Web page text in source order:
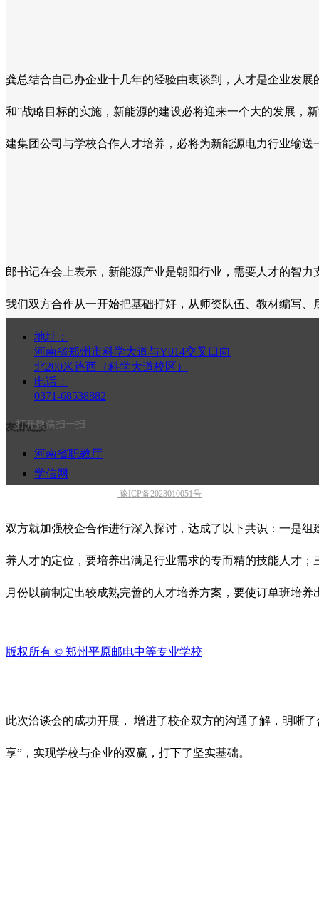
龚总结合自己办企业十几年的经验由衷谈到，人才是企业发
和”战略目标的实施，新能源的建设必将迎来一个大的发展，
建集团公司与学校合作人才培养，必将为新能源电力行业输
郎书记在会上表示，新能源产业是朝阳行业，需要人才的智
我们双方合作从一开始把基础打好，从师资队伍、教材编写
班学生从入学开始就要着手培养职业素养。
双方就加强校企合作进行深入探讨，达成了以下共识：一是
养人才的定位，要培养出满足行业需求的专而精的技能人才
月份以前制定出较成熟完善的人才培养方案，要使订单班培
此次洽谈会的成功开展， 增进了校企双方的沟通了解，明晰
享”，实现学校与企业的双赢，打下了坚实基础。
地址：
河南省郑州市科学大道与Y014交叉口向
北200米路西（科学大道校区）
电话：
0371-68538882
友情链接：
河南省职教厅
学信网
河南省教育考试院
打开抖音扫一扫
打开微信扫一扫
版权所有 © 郑州平原邮电中等专业学校
豫ICP备2023010051号